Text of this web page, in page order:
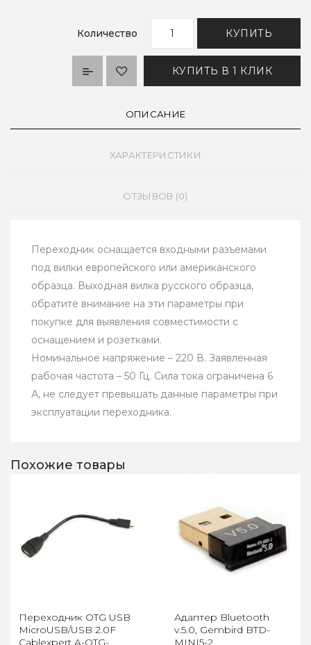
Количество КУПИТЬ
КУПИТЬ В 1 КЛИК
ОПИСАНИЕ
ХАРАКТЕРИСТИКИ
ОТЗЫВОВ (0)
Переходник оснащается входными разъемами
под вилки европейского или американского
образца. Выходная вилка русского образца,
обратите внимание на эти параметры при
покупке для выявления совместимости с
оснащением и розетками.
Номинальное напряжение – 220 В. Заявленная
рабочая частота – 50 Гц. Сила тока ограничена 6
А, не следует превышать данные параметры при
эксплуатации переходника.
Похожие товары
Переходник OTG USB
MicroUSB/USB 2.0F
Cablexpert A-OTG-
Адаптер Bluetooth
v.5.0, Gembird BTD-
MINI5-2